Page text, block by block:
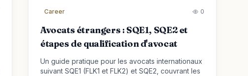
Career 0
Avocats étrangers : SQE1, SQE2 et
étapes de qualification d'avocat
Un guide pratique pour les avocats internationaux
suivant SQE1 (FLK1 et FLK2) et SQE2, couvrant les